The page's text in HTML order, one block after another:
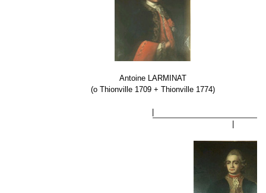
Antoine LARMINAT
(o Thionville 1709 + Thionville 1774)